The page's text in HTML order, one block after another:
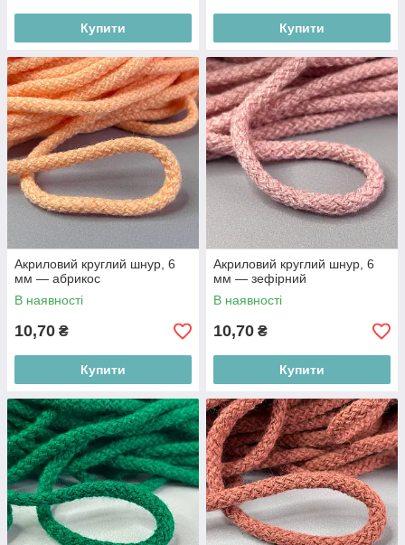
Купити Купити
Акриловий круглий шнур, 6
мм — абрикос
В наявності
10,70 ₴
Купити
Акриловий круглий шнур, 6
мм — зефірний
В наявності
10,70 ₴
Купити